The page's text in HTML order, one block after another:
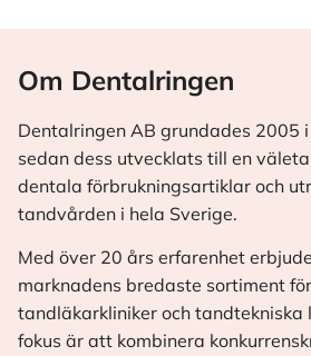
Om Dentalringen
Dentalringen AB grundades 2005
sedan dess utvecklats till en
dentala förbrukningsartiklar och
tandvården i hela Sverige.
Med över 20 års erfarenhet
marknadens bredaste sortiment
tandläkarkliniker och
fokus är att kombinera